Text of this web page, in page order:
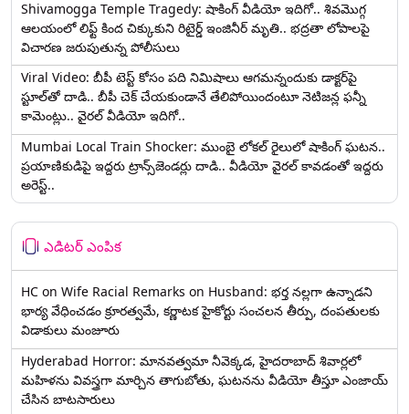
Shivamogga Temple Tragedy: షాకింగ్ వీడియో ఇదిగో.. శివమొగ్గ
ఆలయంలో లిఫ్ట్ కింద చిక్కుకుని రిటైర్డ్ ఇంజినీర్ మృతి.. భద్రతా లోపాలపై
విచారణ జరుపుతున్న పోలీసులు
Viral Video: బీపీ టెస్ట్‌ కోసం పది నిమిషాలు ఆగమన్నందుకు డాక్టర్‌పై
స్టూల్‌తో దాడి.. బీపీ చెక్ చేయకుండానే తేలిపోయిందంటూ నెటిజన్ల ఫన్నీ
కామెంట్లు.. వైరల్ వీడియో ఇదిగో..
Mumbai Local Train Shocker: ముంబై లోకల్ రైలులో షాకింగ్ ఘటన..
ప్రయాణికుడిపై ఇద్దరు ట్రాన్స్‌జెండర్లు దాడి.. వీడియో వైరల్ కావడంతో ఇద్దరు
అరెస్ట్..
ఎడిటర్ ఎంపిక
HC on Wife Racial Remarks on Husband: భర్త న‌ల్ల‌గా ఉన్నాడ‌ని
భార్య వేధించ‌డం క్రూర‌త్వ‌మే, కర్ణాటక హైకోర్టు సంచలన తీర్పు, దంపతులకు
విడాకులు మంజూరు
Hyderabad Horror: మానవత్వమా నీవెక్కడ, హైదరాబాద్ శివార్లలో
మహిళను వివస్త్రగా మార్చిన తాగుబోతు, ఘటనను వీడియో తీస్తూ ఎంజాయ్
చేసిన బాటసారులు